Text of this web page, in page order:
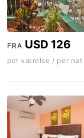
FRA USD 126
per værelse / per nat